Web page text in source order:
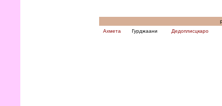
Ахмета
Гурджаани Дедоплисцкаро